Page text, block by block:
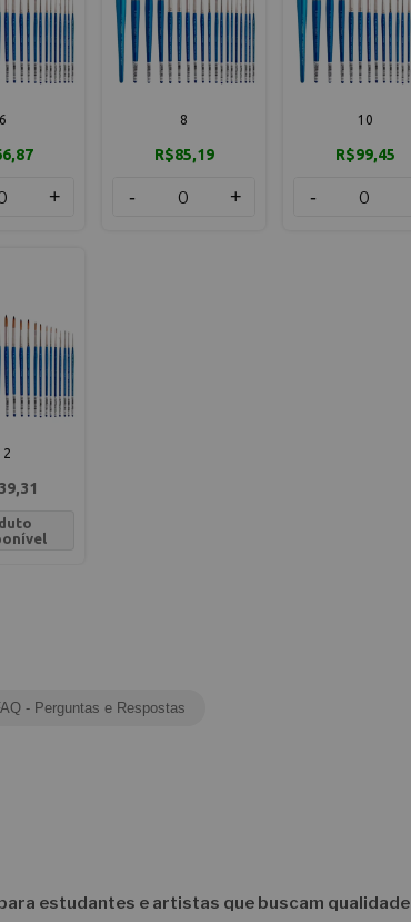
6
+
8
R$85,19
- +
10
R$99,45
-
- Perguntas e Respostas
estudantes e artistas que buscam qualidade